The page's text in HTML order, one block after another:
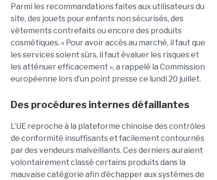
Parmi les recommandations faites aux utilisateurs du
site, des jouets pour enfants non sécurisés, des
vêtements contrefaits ou encore des produits
cosmétiques. « Pour avoir accès au marché, il faut que
les services soient sûrs, il faut évaluer les risques et
les atténuer efficacement », a rappelé la Commission
européenne lors d’un point presse ce lundi 20 juillet.
Des procédures internes défaillantes
L’UE reproche à la plateforme chinoise des contrôles
de conformité insuffisants et facilement contournés
par des vendeurs malveillants. Ces derniers auraient
volontairement classé certains produits dans la
mauvaise catégorie afin d’échapper aux systèmes de